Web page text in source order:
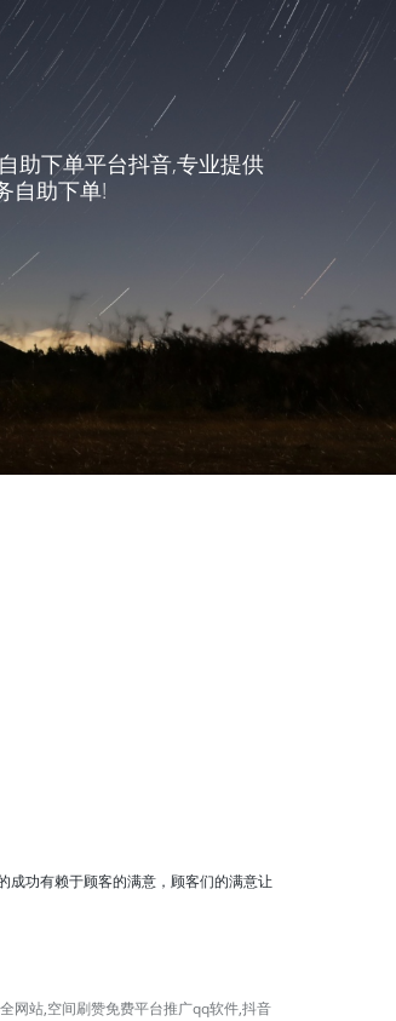
助下单平台抖音,专业提供
自助下单!
成功有赖于顾客的满意，顾客们的满意让
网站,空间刷赞免费平台推广qq软件,抖音